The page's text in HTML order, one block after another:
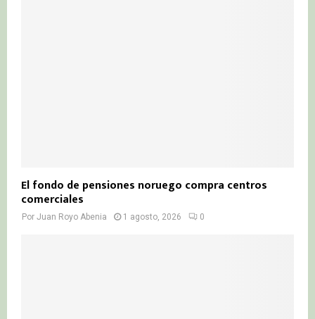
El fondo de pensiones noruego compra centros
comerciales
Por Juan Royo Abenia 1 agosto, 2026 0